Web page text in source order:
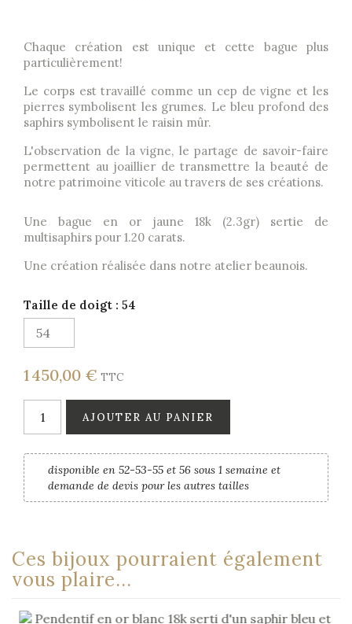
Chaque création est unique et cette bague plus
particulièrement!
Le corps est travaillé comme un cep de vigne et les
pierres symbolisent les grumes. Le bleu profond des
saphirs symbolisent le raisin mûr.
L'observation de la vigne, le partage de savoir-faire
permettent au joaillier de transmettre la beauté de
notre patrimoine viticole au travers de ses créations.
Une bague en or jaune 18k (2.3gr) sertie de
multisaphirs pour 1.20 carats.
Une création réalisée dans notre atelier beaunois.
Taille de doigt : 54
1 450,00 € TTC
AJOUTER AU PANIER
disponible en 52-53-55 et 56 sous 1 semaine et
demande de devis pour les autres tailles
Ces bijoux pourraient également
vous plaire...